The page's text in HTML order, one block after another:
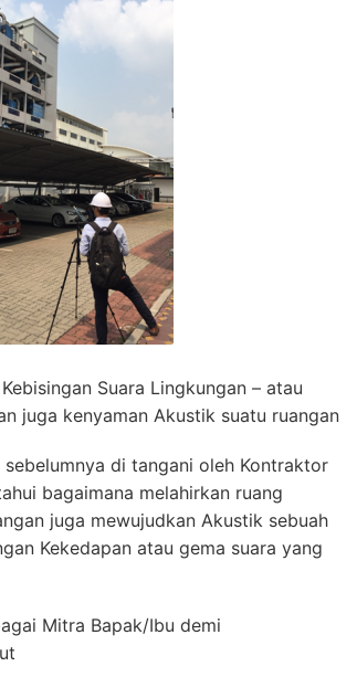
Suara Lingkungan – atau
juga kenyaman Akustik suatu ruangan
sebelumnya di tangani oleh Kontraktor
bagaimana melahirkan ruang
juga mewujudkan Akustik sebuah
Kekedapan atau gema suara yang
Mitra Bapak/Ibu demi